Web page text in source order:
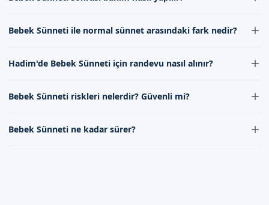
ve randevu oluşturmak için iletişim kanallarımızı kullanarak
sünnet deneyimi sunmak için buradadır.
tutulması ile dikkatli bir şekilde yapılmalıdır.
Bebek Sünneti ile normal sünnet arasındaki fark nedir?
yöntemdir.
Hadim'de Bebek Sünneti için randevu nasıl alınır?
kanallarımızdan bize ulaşabilirsiniz.
Bebek Sünneti riskleri nelerdir? Güvenli mi?
genellikle güvenli bir işlemdir.
Bebek Sünneti ne kadar sürer?